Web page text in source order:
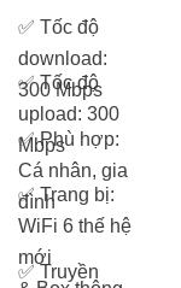
✅ Tốc độ
download:
300 Mbps
✅Tốc độ
upload: 300
Mbps
✅Phù hợp:
Cá nhân, gia
đình
✅Trang bị:
WiFi 6 thế hệ
mới
✅ Truyền